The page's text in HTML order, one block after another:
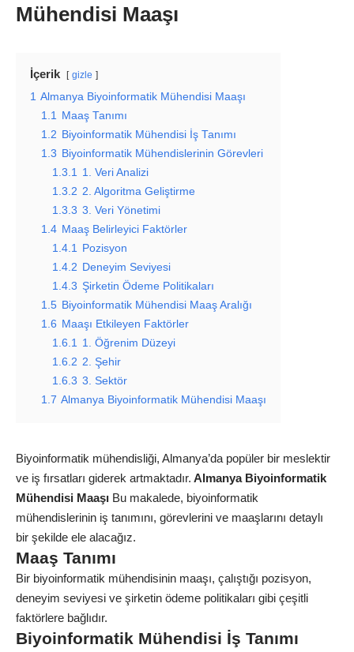
Mühendisi Maaşı
İçerik gizle
1 Almanya Biyoinformatik Mühendisi Maaşı
1.1
Maaş Tanımı
1.2 Biyoinformatik Mühendisi İş Tanımı
1.3 Biyoinformatik Mühendislerinin Görevleri
1.3.1
1. Veri Analizi
1.3.2 2. Algoritma Geliştirme
1.3.3 3. Veri Yönetimi
1.4 Maaş Belirleyici Faktörler
1.4.1
Pozisyon
1.4.2 Deneyim Seviyesi
1.4.3 Şirketin Ödeme Politikaları
1.5 Biyoinformatik Mühendisi Maaş Aralığı
1.6 Maaşı Etkileyen Faktörler
1.6.1
1. Öğrenim Düzeyi
1.6.2 2. Şehir
1.6.3 3. Sektör
1.7 Almanya Biyoinformatik Mühendisi Maaşı
Biyoinformatik mühendisliği, Almanya’da popüler bir meslektir
ve iş fırsatları giderek artmaktadır. Almanya Biyoinformatik
Mühendisi Maaşı Bu makalede, biyoinformatik
mühendislerinin iş tanımını, görevlerini ve maaşlarını detaylı
bir şekilde ele alacağız.
Maaş Tanımı
Bir biyoinformatik mühendisinin maaşı, çalıştığı pozisyon,
deneyim seviyesi ve şirketin ödeme politikaları gibi çeşitli
faktörlere bağlıdır.
Biyoinformatik Mühendisi İş Tanımı